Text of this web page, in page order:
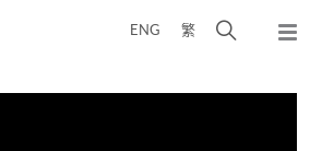
ENG 繁
弹